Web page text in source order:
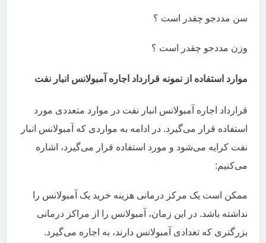
سن مددجو چقدر است ؟
وزن مددجو چقدر است ؟
موارد استفاده از نمونه قرارداد اجاره آمبولانس انبار نفت
قرارداد اجاره آمبولانس انبار نفت در موارد متعددی مورد
استفاده قرار می‌گیرد. در ادامه به مواردی که آمبولانس انبار
نفت کرایه می‌شود و مورد استفاده قرار می‌گیرد، اشاره
می‌کنیم:
ممکن است یک مرکز درمانی هزینه خرید یک آمبولانس را
نداشته باشد. در این زمان، آمبولانس را از مراکز درمانی
بزرگتری که تعدادی آمبولانس دارند، به اجاره می‌گیرد.